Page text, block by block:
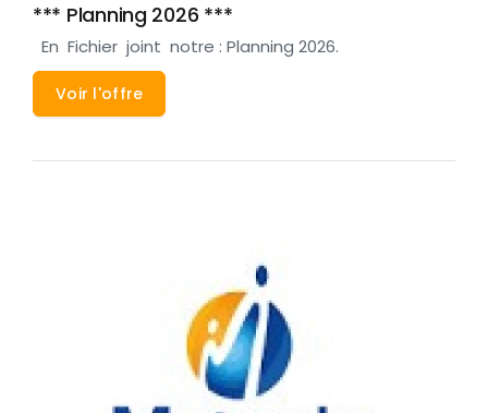
*** Planning 2026 ***
En Fichier joint notre : Planning 2026.
Voir l'offre